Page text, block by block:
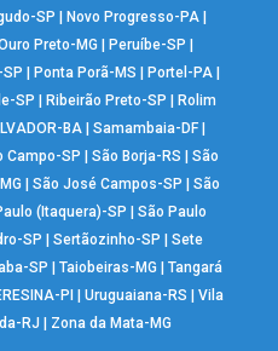
SP |Novo Progresso-PA |
Preto-MG |Peruíbe-SP |
| Ponta Porã-MS | Portel-PA|
SP | Ribeirão Preto-SP | Rolim
BA |Samambaia-DF |
Campo-SP | São Borja-RS | São
| São José Campos-SP | São
(Itaquera)-SP | São Paulo
SP | Sertãozinho-SP | Sete
SP |Taiobeiras-MG |Tangará
PI | Uruguaiana-RS | Vila
RJ | Zona da Mata-MG